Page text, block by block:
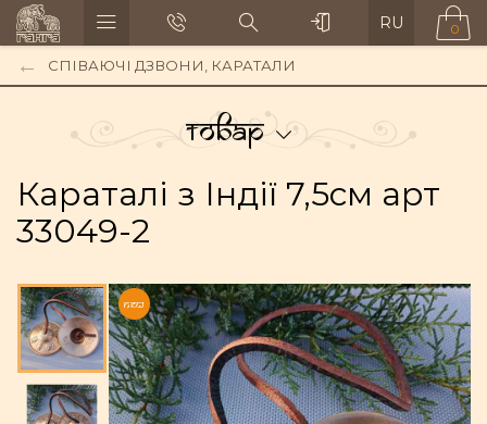
RU 0
СПІВАЮЧІ ДЗВОНИ, КАРАТАЛИ
Товар
Караталі з Індії 7,5см арт
33049-2
NEW